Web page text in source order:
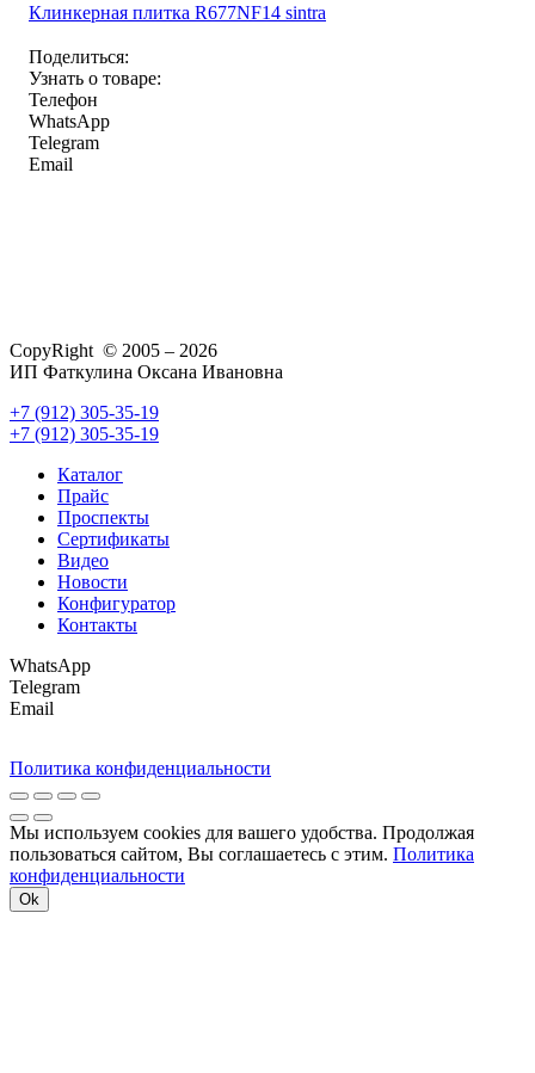
Клинкерная плитка R677NF14 sintra
Поделиться:
Узнать о товаре:
Телефон
WhatsApp
Telegram
Email
CopyRight © 2005 – 2026
ИП Фаткулина Оксана Ивановна
+7 (912) 305-35-19
+7 (912) 305-35-19
Каталог
Прайс
Проспекты
Сертификаты
Видео
Новости
Конфигуратор
Контакты
WhatsApp
Telegram
Email
Политика конфиденциальности
Мы используем cookies для вашего удобства. Продолжая
пользоваться сайтом, Вы соглашаетесь с этим. Политика
конфиденциальности
Ok